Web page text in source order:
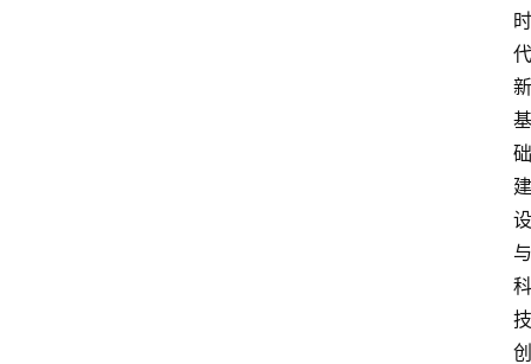
时
代
新
基
础
建
设
与
科
技
创